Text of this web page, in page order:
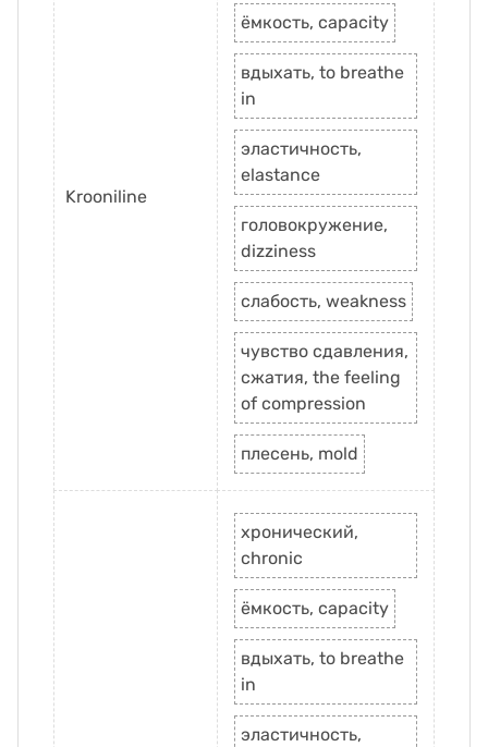
Krooniline
ёмкость, capacity
вдыхать, to breathe
in
эластичность,
elastance
головокружение,
dizziness
слабость, weakness
чувство сдавления,
сжатия, the feeling
of compression
плесень, mold
хронический,
chronic
ёмкость, capacity
вдыхать, to breathe
in
эластичность,